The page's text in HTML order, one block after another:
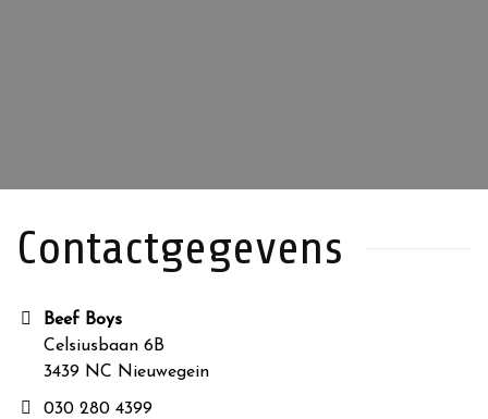
Contactgegevens
Beef Boys
Celsiusbaan 6B
3439 NC Nieuwegein
030 280 4399